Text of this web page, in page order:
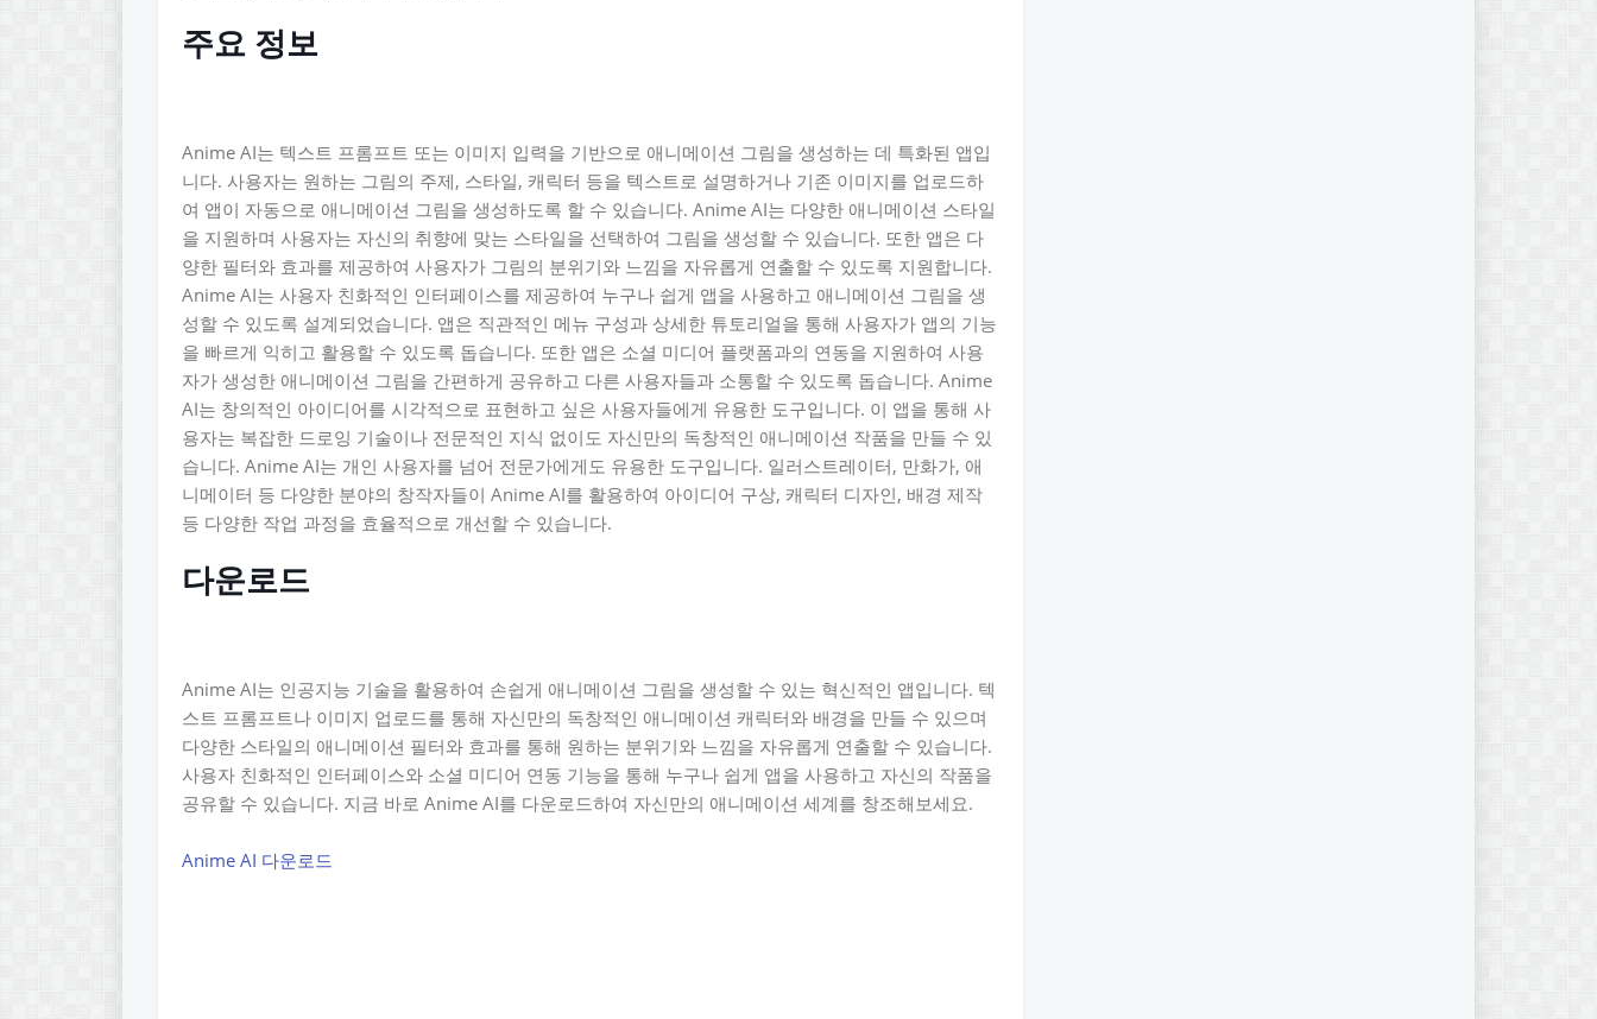
주요 정보
Anime AI는 텍스트 프롬프트 또는 이미지 입력을 기반으로 애니메이션 그림을 생성하는 데 특화된 앱입
니다. 사용자는 원하는 그림의 주제, 스타일, 캐릭터 등을 텍스트로 설명하거나 기존 이미지를 업로드하
여 앱이 자동으로 애니메이션 그림을 생성하도록 할 수 있습니다. Anime AI는 다양한 애니메이션 스타일
을 지원하며 사용자는 자신의 취향에 맞는 스타일을 선택하여 그림을 생성할 수 있습니다. 또한 앱은 다
양한 필터와 효과를 제공하여 사용자가 그림의 분위기와 느낌을 자유롭게 연출할 수 있도록 지원합니다.
Anime AI는 사용자 친화적인 인터페이스를 제공하여 누구나 쉽게 앱을 사용하고 애니메이션 그림을 생
성할 수 있도록 설계되었습니다. 앱은 직관적인 메뉴 구성과 상세한 튜토리얼을 통해 사용자가 앱의 기능
을 빠르게 익히고 활용할 수 있도록 돕습니다. 또한 앱은 소셜 미디어 플랫폼과의 연동을 지원하여 사용
자가 생성한 애니메이션 그림을 간편하게 공유하고 다른 사용자들과 소통할 수 있도록 돕습니다. Anime
AI는 창의적인 아이디어를 시각적으로 표현하고 싶은 사용자들에게 유용한 도구입니다. 이 앱을 통해 사
용자는 복잡한 드로잉 기술이나 전문적인 지식 없이도 자신만의 독창적인 애니메이션 작품을 만들 수 있
습니다. Anime AI는 개인 사용자를 넘어 전문가에게도 유용한 도구입니다. 일러스트레이터, 만화가, 애
니메이터 등 다양한 분야의 창작자들이 Anime AI를 활용하여 아이디어 구상, 캐릭터 디자인, 배경 제작
등 다양한 작업 과정을 효율적으로 개선할 수 있습니다.
다운로드
Anime AI는 인공지능 기술을 활용하여 손쉽게 애니메이션 그림을 생성할 수 있는 혁신적인 앱입니다. 텍
스트 프롬프트나 이미지 업로드를 통해 자신만의 독창적인 애니메이션 캐릭터와 배경을 만들 수 있으며
다양한 스타일의 애니메이션 필터와 효과를 통해 원하는 분위기와 느낌을 자유롭게 연출할 수 있습니다.
사용자 친화적인 인터페이스와 소셜 미디어 연동 기능을 통해 누구나 쉽게 앱을 사용하고 자신의 작품을
공유할 수 있습니다. 지금 바로 Anime AI를 다운로드하여 자신만의 애니메이션 세계를 창조해보세요.
Anime AI 다운로드